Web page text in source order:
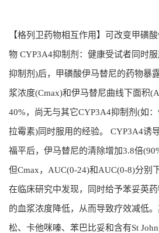
【格列卫药物相互作用】可改变甲磺
物 CYP3A4抑制剂：健康受试者同时
抑制剂)后，甲磺酸伊马替尼的药物暴
浆浓度(Cmax)和伊马替尼曲线下面积
40%，尚无与其它CYP3A4抑制剂(如
拉霉素)同时服用的经验。 CYP3A4诱
福平后，伊马替尼的清除增加3.8倍
但Cmax，AUC(0-24)和AUC(0-8)分别
在临床研究中发现，同时给予苯妥英
的血浆浓度降低，从而导致疗效减低
松、卡他咪嗪、苯巴比妥和含有St